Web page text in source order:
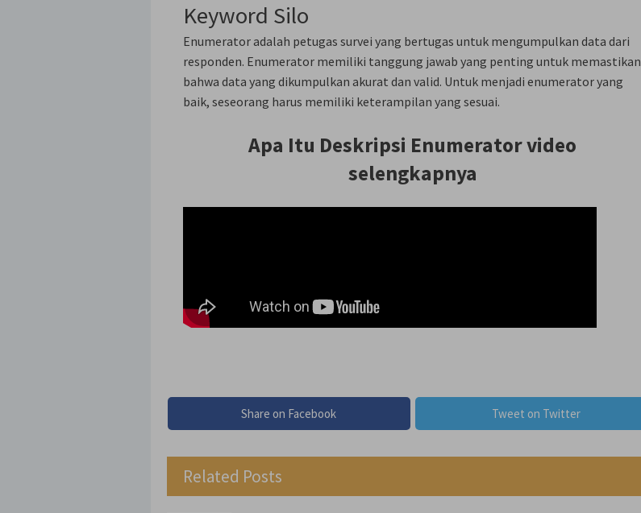
Keyword Silo
Enumerator adalah petugas survei yang bertugas untuk mengumpulkan data dari
responden. Enumerator memiliki tanggung jawab yang penting untuk memastikan
bahwa data yang dikumpulkan akurat dan valid. Untuk menjadi enumerator yang
baik, seseorang harus memiliki keterampilan yang sesuai.
Apa Itu Deskripsi Enumerator video
selengkapnya
Share on Facebook Tweet on Twitter
Related Posts